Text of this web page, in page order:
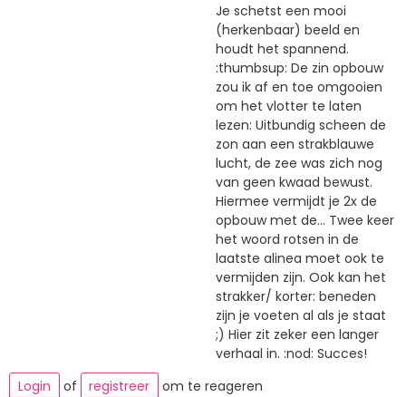
Je schetst een mooi
(herkenbaar) beeld en
houdt het spannend.
:thumbsup: De zin opbouw
zou ik af en toe omgooien
om het vlotter te laten
lezen: Uitbundig scheen de
zon aan een strakblauwe
lucht, de zee was zich nog
van geen kwaad bewust.
Hiermee vermijdt je 2x de
opbouw met de... Twee keer
het woord rotsen in de
laatste alinea moet ook te
vermijden zijn. Ook kan het
strakker/ korter: beneden
zijn je voeten al als je staat
;) Hier zit zeker een langer
verhaal in. :nod: Succes!
Login
of registreer om te reageren